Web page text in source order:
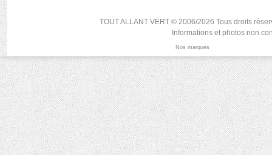
TOUT ALLANT VERT © 2006/2026 Tous droits
Informations et photos non
Nos marques